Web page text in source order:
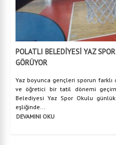
POLATLI BELEDİYESİ YAZ
GÖRÜYOR
Yaz boyunca gençleri sporun
ve öğretici bir tatil dönemi
Belediyesi Yaz Spor Okulu
eşliğinde...
DEVAMINI OKU